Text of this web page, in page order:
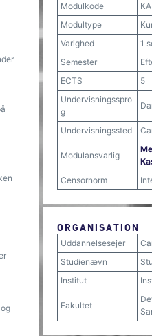
Modulkode
Modultype
Varighed
1
Semester
ECTS
5
Undervisningsspro
g
Undervisningssted
Modulansvarlig
Censornorm
ORGANISATION
Uddannelsesejer
Studienævn
Institut
Fakultet